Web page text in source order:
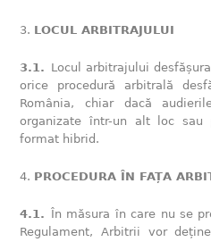
LOCUL ARBITRAJULUI
3.1. Locul arbitrajului
orice procedură arbitrală
România, chiar dacă
organizate într-un alt loc
format hibrid.
PROCEDURA ÎN FAȚA
4.1. În măsura în care nu se
Regulament, Arbitrii vor